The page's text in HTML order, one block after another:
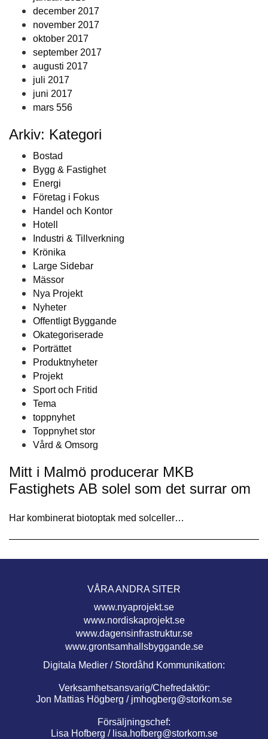
december 2017
november 2017
oktober 2017
september 2017
augusti 2017
juli 2017
juni 2017
mars 556
Arkiv: Kategori
Bostad
Bygg & Fastighet
Energi
Företag i Fokus
Handel och Kontor
Hotell
Industri & Tillverkning
Krönika
Large Sidebar
Mässor
Nya Projekt
Nyheter
Offentligt Byggande
Okategoriserade
Porträttet
Produktnyheter
Projekt
Sport och Fritid
Tema
toppnyhet
Toppnyhet stor
Vård & Omsorg
Mitt i Malmö producerar MKB
Fastighets AB solel som det surrar om
Har kombinerat biotoptak med solceller…
VÅRA ANDRA SITER
www.nyaprojekt.se
www.nordiskaprojekt.se
www.dagensinfrastruktur.se
www.grontsamhallsbyggande.se
Digitala Medier / Stordåhd Kommunikation:
Verksamhetsansvarig/Chefredaktör:
Jon Mattias Högberg / jmhogberg@storkom.se
Försäljningschef:
Lisa Hofberg / lisa.hofberg@storkom.se